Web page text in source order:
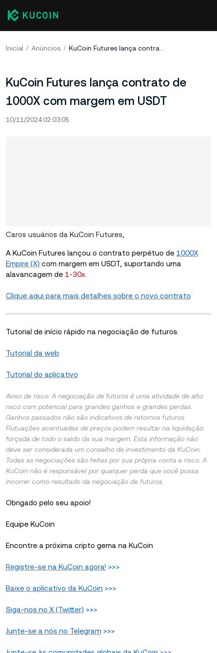
Inicial Anúncios KuCoin Futures lança contrato de 1000X com margem em USDT
KuCoin Futures lança contrato de
1000X com margem em USDT
10/11/2024 02:03:05
Caros usuários da KuCoin Futures,
A KuCoin Futures lançou o contrato perpétuo de 1000X
Empire (X) com margem em USDT, suportando uma
alavancagem de 1-30x.
Clique aqui para mais detalhes sobre o novo contrato
Tutorial de início rápido na negociação de futuros:
Tutorial da web
Tutorial do aplicativo
Aviso de risco: A negociação de futuros é uma atividade de alto
risco com potencial para grandes ganhos e grandes perdas.
Ganhos passados ​​não são indicativos de retornos futuros.
Flutuações acentuadas de preços podem resultar na liquidação
forçada de todo o saldo da sua margem. Esta informação não
deve ser considerada um conselho de investimento da KuCoin.
Todas as negociações são feitas por sua própria conta e risco. A
KuCoin não é responsável por qualquer perda que você possa
incorrer como resultado da negociação de futuros.
Obrigado pelo seu apoio!
Equipe KuCoin
Encontre a próxima cripto gema na KuCoin
Registre-se na KuCoin agora! >>>
Baixe o aplicativo da KuCoin >>>
Siga-nos no X (Twitter) >>>
Junte-se a nós no Telegram >>>